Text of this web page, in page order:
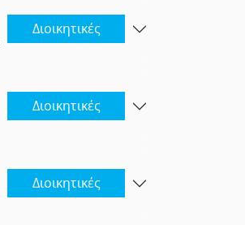
Διοικητικές
Διοικητικές
Διοικητικές